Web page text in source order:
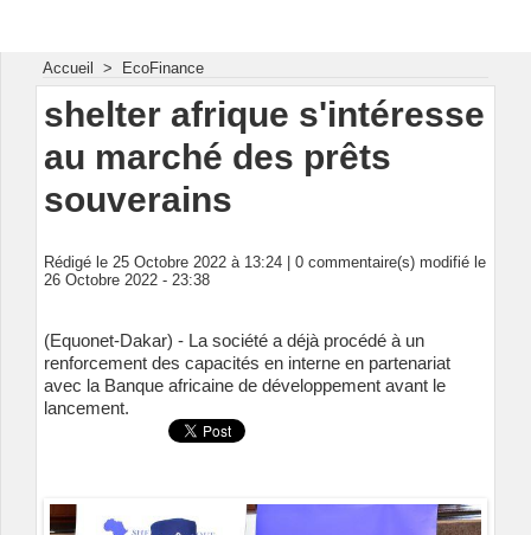
Accueil > EcoFinance
shelter afrique s'intéresse
au marché des prêts
souverains
Rédigé le 25 Octobre 2022 à 13:24 | 0 commentaire(s) modifié le
26 Octobre 2022 - 23:38
(Equonet-Dakar) - La société a déjà procédé à un
renforcement des capacités en interne en partenariat
avec la Banque africaine de développement avant le
lancement.